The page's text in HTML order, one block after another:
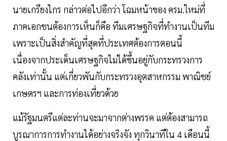
นายเกรียงไกร กล่าวต่อไปอีกว่า โฉมหน้าของ ครม.ใหม่ที่
ภาคเอกชนต้องการเห็นก็คือ ทีมเศรษฐกิจที่ทำงานเป็นทีม
เพราะเป็นสิ่งสำคัญที่สุดที่ประเทศต้องการตอนนี้
เนื่องจากประเด็นเศรษฐกิจไม่ได้ขึ้นอยู่กับกระทรวงการ
คลังเท่านั้น แต่เกี่ยวพันกับกระทรวงอุตสาหกรรม พาณิชย์
เกษตรฯ และการท่องเที่ยวด้วย
แม้รัฐมนตรีแต่ละท่านจะมาจากต่างพรรค แต่ต้องสามารถ
บูรณาการการทำงานได้อย่างจริงจัง ทุกวินาทีใน 4 เดือนนี้